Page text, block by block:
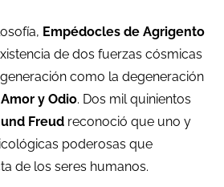
Empédocles de Agrigento
de dos fuerzas cósmicas
como la degeneración
Amor y Odio. Dos mil quinientos
Freud reconoció que uno y
poderosas que
de los seres humanos.